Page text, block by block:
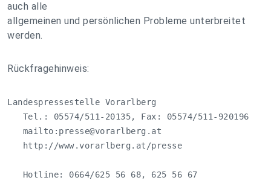
auch alle
allgemeinen und persönlichen Probleme unterbreitet
werden.
Rückfragehinweis:
Landespressestelle Vorarlberg
   Tel.: 05574/511-20135, Fax: 05574/511-920196
   mailto:
presse@vorarlberg.at
   http://www.vorarlberg.at/presse
   Hotline: 0664/625 56 68, 625 56 67